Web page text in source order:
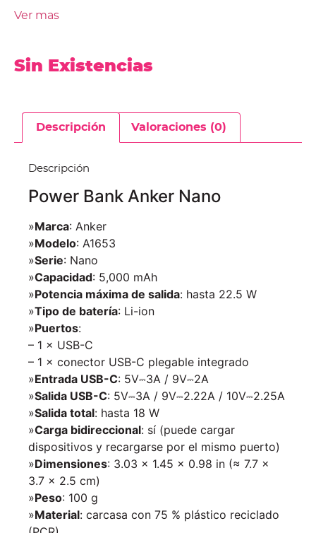
Ver mas
Sin Existencias
Descripción Valoraciones (0)
Descripción
Power Bank Anker Nano
»Marca: Anker
»Modelo: A1653
»Serie: Nano
»Capacidad: 5,000 mAh
»Potencia máxima de salida: hasta 22.5 W
»Tipo de batería: Li-ion
»Puertos:
– 1 × USB-C
– 1 × conector USB-C plegable integrado
»Entrada USB-C: 5V⎓3A / 9V⎓2A
»Salida USB-C: 5V⎓3A / 9V⎓2.22A / 10V⎓2.25A
»Salida total: hasta 18 W
»Carga bidireccional: sí (puede cargar
dispositivos y recargarse por el mismo puerto)
»Dimensiones: 3.03 × 1.45 × 0.98 in (≈ 7.7 ×
3.7 × 2.5 cm)
»Peso: 100 g
»Material: carcasa con 75 % plástico reciclado